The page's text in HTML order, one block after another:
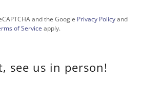
and the Google Privacy Policyand
of Service apply.
see us in person!